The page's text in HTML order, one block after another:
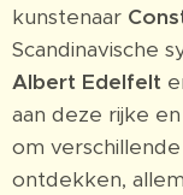
kunstenaar
Scandinavische
Albert Edelfelt
aan deze rijke
om
ontdekken,